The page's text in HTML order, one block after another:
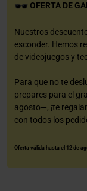
OFERTA DE
Nuestros
esconder. Hemos
de videojuegos y
Para que no te
prepares para el
agosto—, ¡te
con todos los
Oferta válida hasta el 12 de